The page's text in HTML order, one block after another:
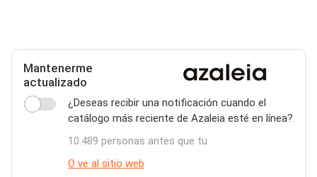
Mantenerme
actualizado
¿Deseas recibir una notificación cuando el
catálogo más reciente de Azaleia esté en línea?
10.489 personas antes que tu
O ve al sitio web